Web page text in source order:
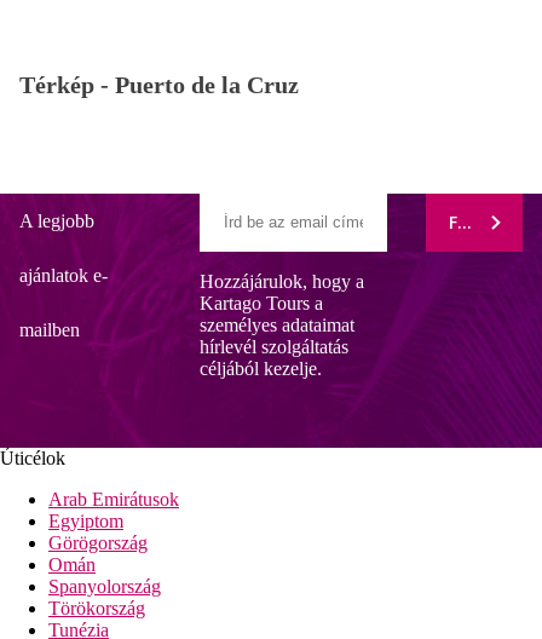
Térkép - Puerto de la Cruz
A legjobb
ajánlatok e-
mailben
Hozzájárulok, hogy a
Kartago Tours a
személyes adataimat
hírlevél szolgáltatás
céljából kezelje.
Úticélok
Arab Emirátusok
Egyiptom
Görögország
Omán
Spanyolország
Törökország
Tunézia